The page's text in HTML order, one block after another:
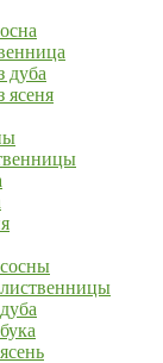
дуба
ясеня